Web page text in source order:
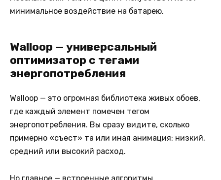
минимальное воздействие на батарею.
Walloop — универсальный
оптимизатор с тегами
энергопотребления
Walloop — это огромная библиотека живых обоев,
где каждый элемент помечен тегом
энергопотребления. Вы сразу видите, сколько
примерно «съест» та или иная анимация: низкий,
средний или высокий расход.
Но главное — встроенные алгоритмы